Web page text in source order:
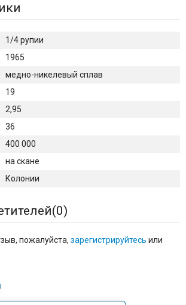
1/4 рупии
1965
медно-никелевый сплав
19
2,95
36
400 000
на скане
Колонии
0)
пожалуйста, зарегистрируйтесь или